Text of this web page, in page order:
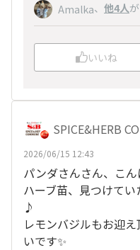
Amalka、 他4人
いいね
SPICE&HERB
2026/06/15 12:43
パンダさんさん、こん
ハーブ苗、見つけて
♪
レモンバジルもお迎
いです✨